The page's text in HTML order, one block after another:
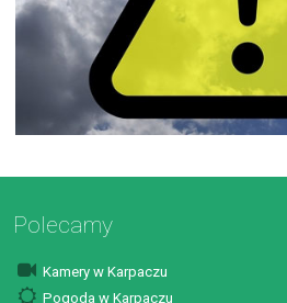
Polecamy
Kamery w Karpaczu
Pogoda w Karpaczu